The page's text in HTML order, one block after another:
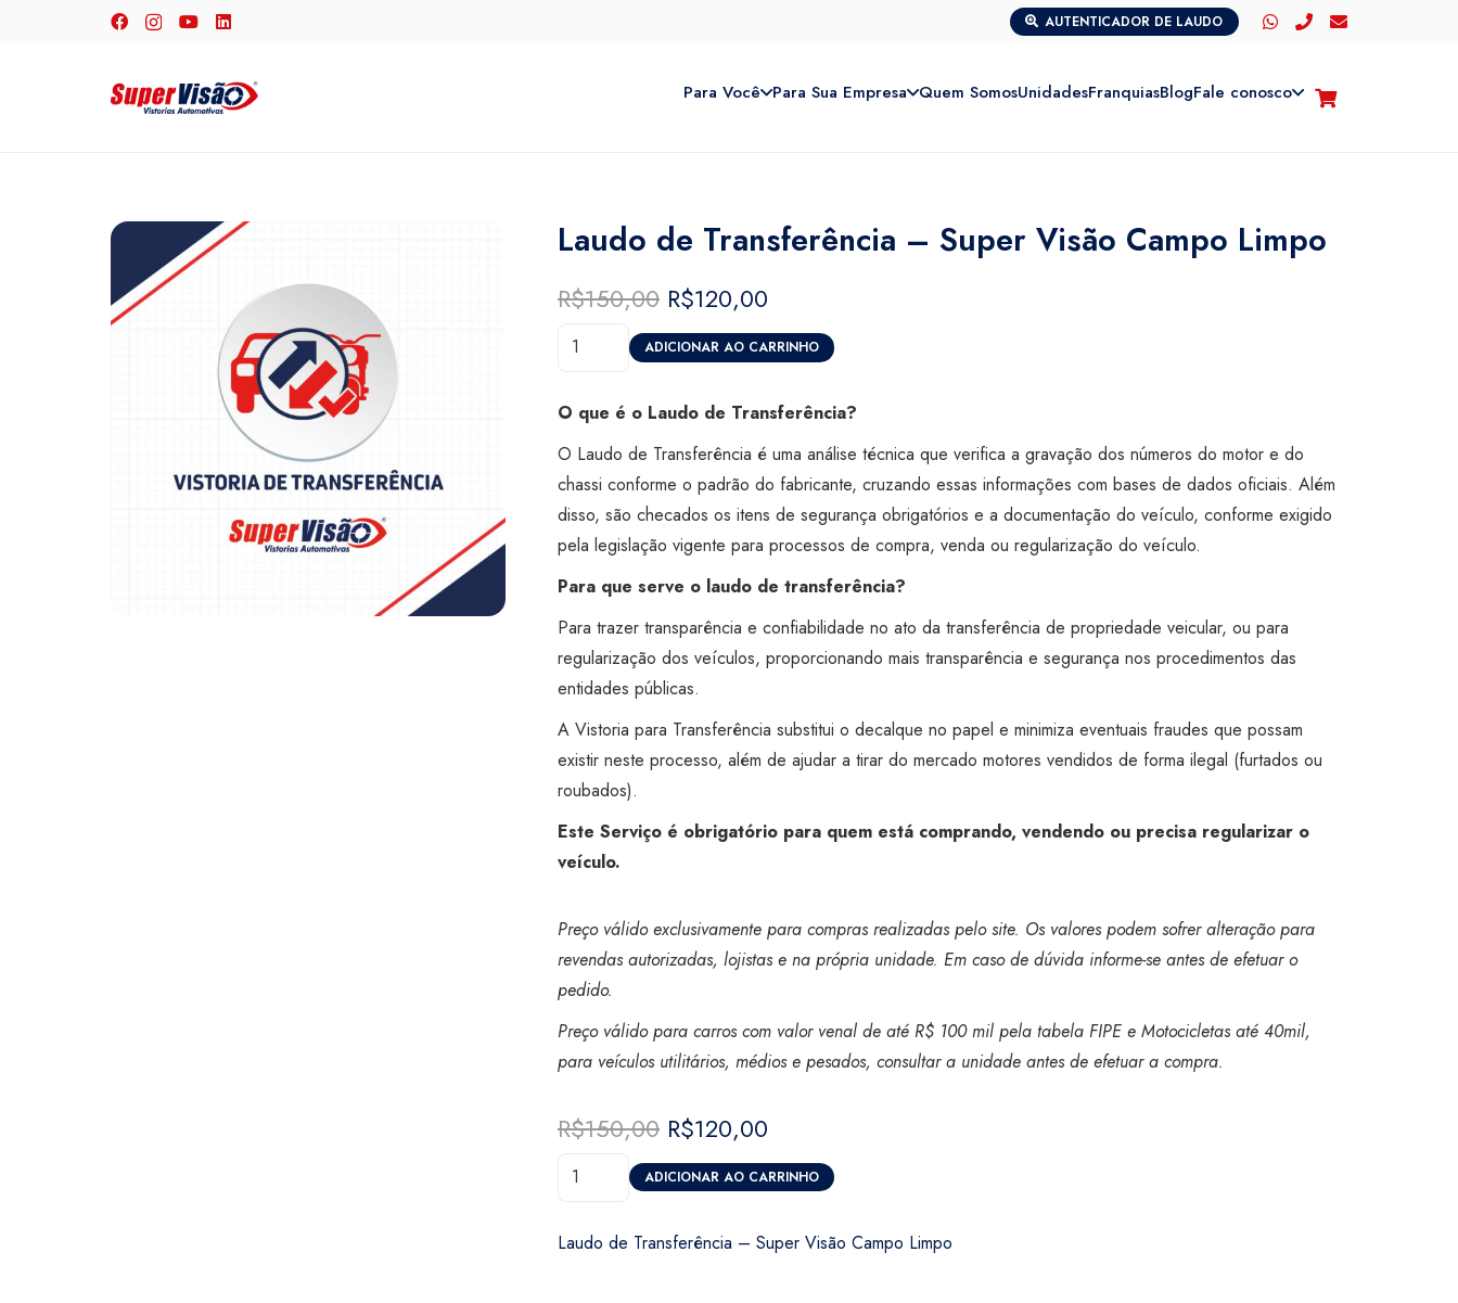
AUTENTICADOR DE LAUDO
Para Você Para Sua Empresa Quem SomosUnidadesFranquiasBlogFale conosco
Laudo de Transferência – Super Visão Campo Limpo
R$150,00 O
preço
original
R$150,00.
R$120,00
preço
atual
R$120,00.
Laudo
Transferência
Super
Visão
Campo
Limpo
quantidade
ADICIONAR AO CARRINHO
O que é o Laudo de Transferência?
O Laudo de Transferência é uma análise técnica que verifica a gravação dos números do motor e do
chassi conforme o padrão do fabricante, cruzando essas informações com bases de dados oficiais. Além
disso, são checados os itens de segurança obrigatórios e a documentação do veículo, conforme exigido
pela legislação vigente para processos de compra, venda ou regularização do veículo.
Para que serve o laudo de transferência?
Para trazer transparência e confiabilidade no ato da transferência de propriedade veicular, ou para
regularização dos veículos, proporcionando mais transparência e segurança nos procedimentos das
entidades públicas.
A Vistoria para Transferência substitui o decalque no papel e minimiza eventuais fraudes que possam
existir neste processo, além de ajudar a tirar do mercado motores vendidos de forma ilegal (furtados ou
roubados).
Este Serviço é obrigatório para quem está comprando, vendendo ou precisa regularizar o
veículo.
Preço válido exclusivamente para compras realizadas pelo site. Os valores podem sofrer alteração para
revendas autorizadas, lojistas e na própria unidade. Em caso de dúvida informe-se antes de efetuar o
pedido.
Preço válido para carros com valor venal de até R$ 100 mil pela tabela FIPE e Motocicletas até 40mil,
para veículos utilitários, médios e pesados, consultar a unidade antes de efetuar a compra.
R$150,00 O
preço
original
R$150,00.
R$120,00
preço
atual
R$120,00.
Laudo
Transferência
ADICIONAR AO CARRINHO
Laudo de Transferência – Super Visão Campo Limpo